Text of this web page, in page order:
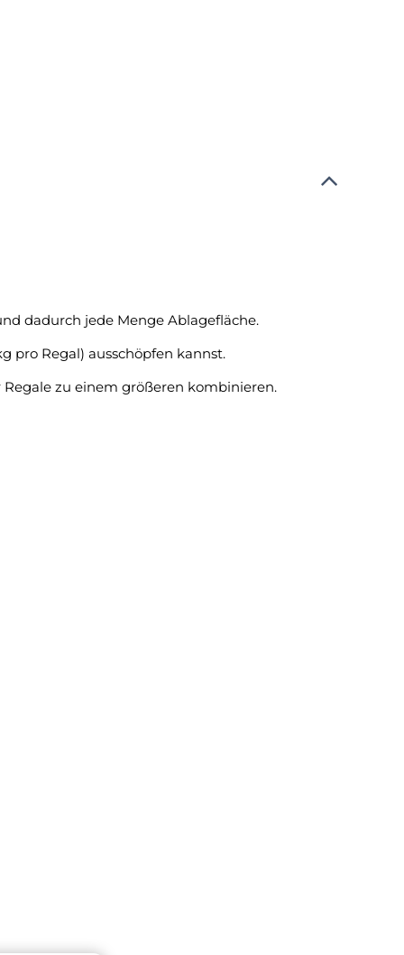
dadurch jede Menge Ablagefläche.
pro Regal) ausschöpfen kannst.
zu einem größeren kombinieren.